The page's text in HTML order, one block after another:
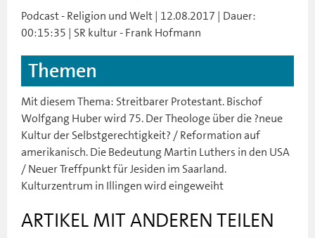
Podcast - Religion und Welt | 12.08.2017 | Dauer:
00:15:35 | SR kultur - Frank Hofmann
Themen
Mit diesem Thema: Streitbarer Protestant. Bischof
Wolfgang Huber wird 75. Der Theologe über die ?neue
Kultur der Selbstgerechtigkeit? / Reformation auf
amerikanisch. Die Bedeutung Martin Luthers in den USA
/ Neuer Treffpunkt für Jesiden im Saarland.
Kulturzentrum in Illingen wird eingeweiht
ARTIKEL MIT ANDEREN TEILEN